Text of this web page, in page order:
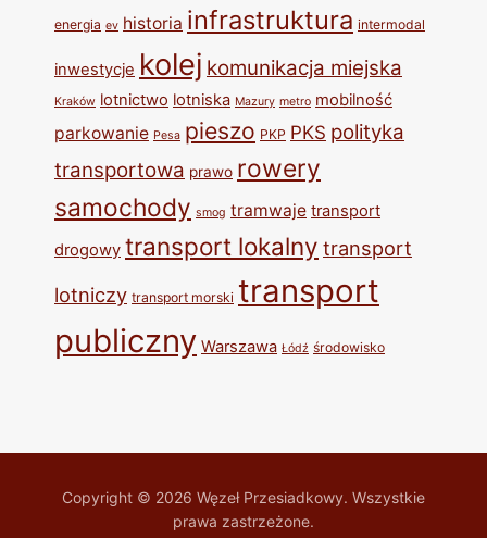
energia ev historia infrastruktura intermodal
inwestycje kolej komunikacja miejska
Kraków lotnictwo lotniska Mazury metro mobilność
parkowanie Pesa pieszo PKP PKS polityka
transportowa prawo rowery
samochody smog tramwaje transport
drogowy transport lokalny transport
lotniczy transport morski transport
publiczny Warszawa Łódź środowisko
Copyright © 2026 Węzeł Przesiadkowy. Wszystkie
prawa zastrzeżone.